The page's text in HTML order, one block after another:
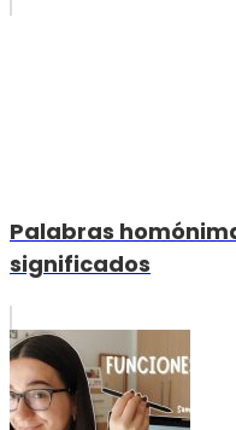
Palabras
significados